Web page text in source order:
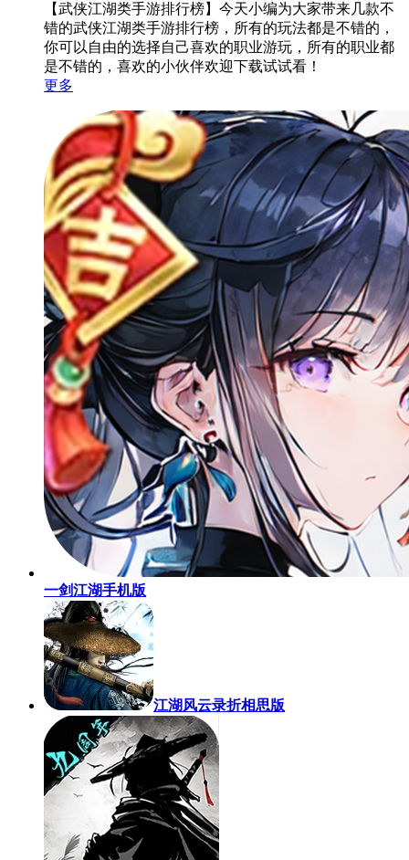
【武侠江湖类手游排行榜】今天小编为大家带来几款不
错的武侠江湖类手游排行榜，所有的玩法都是不错的，
你可以自由的选择自己喜欢的职业游玩，所有的职业都
是不错的，喜欢的小伙伴欢迎下载试试看！
更多
一剑江湖手机版
江湖风云录折相思版